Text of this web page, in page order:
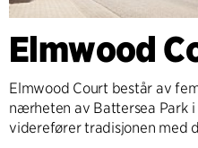
Elmwood
Elmwood Court består av
nærheten av Battersea Park
viderefører tradisjonen med